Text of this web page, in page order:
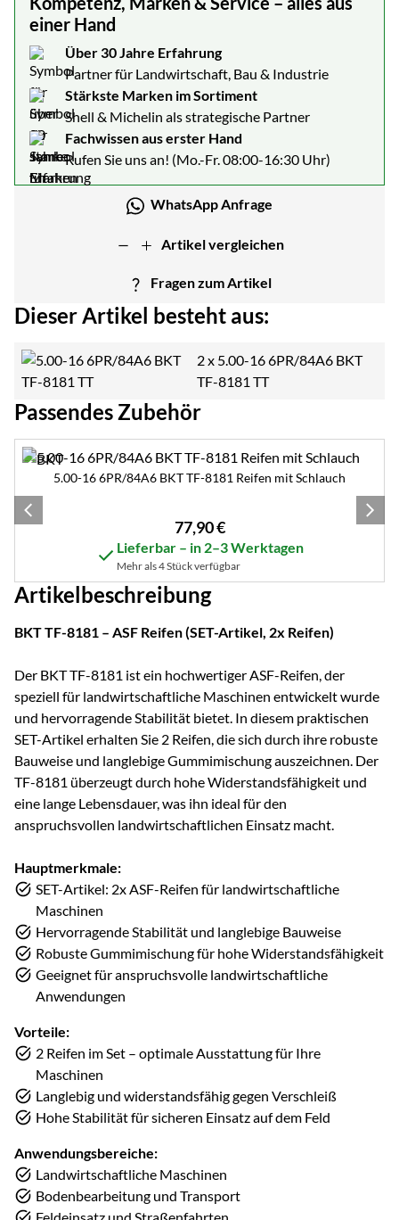
einer Hand
Über 30 Jahre Erfahrung
Partner für Landwirtschaft, Bau & Industrie
Stärkste Marken im Sortiment
Shell & Michelin als strategische Partner
Fachwissen aus erster Hand
Rufen Sie uns an! (Mo.-Fr. 08:00-16:30 Uhr)
WhatsApp Anfrage
Artikel vergleichen
Fragen zum Artikel
Dieser Artikel besteht aus:
2 x 5.00-16 6PR/84A6 BKT
TF-8181 TT
Passendes Zubehör
Zubehör überspringen
5.00-16 6PR/84A6 BKT TF-8181 Reifen mit Schlauch
77,90€
Lieferbar – in 2–3 Werktagen
Mehr als 4 Stück verfügbar
Artikelbeschreibung
BKT TF-8181 – ASF Reifen (SET-Artikel, 2x Reifen)
Der BKT TF-8181 ist ein hochwertiger ASF-Reifen, der
speziell für landwirtschaftliche Maschinen entwickelt wurde
und hervorragende Stabilität bietet. In diesem praktischen
SET-Artikel erhalten Sie 2 Reifen, die sich durch ihre robuste
Bauweise und langlebige Gummimischung auszeichnen. Der
TF-8181 überzeugt durch hohe Widerstandsfähigkeit und
eine lange Lebensdauer, was ihn ideal für den
anspruchsvollen landwirtschaftlichen Einsatz macht.
Hauptmerkmale:
SET-Artikel: 2x ASF-Reifen für landwirtschaftliche
Maschinen
Hervorragende Stabilität und langlebige Bauweise
Robuste Gummimischung für hohe Widerstandsfähigkeit
Geeignet für anspruchsvolle landwirtschaftliche
Anwendungen
Vorteile:
2 Reifen im Set – optimale Ausstattung für Ihre
Maschinen
Langlebig und widerstandsfähig gegen Verschleiß
Hohe Stabilität für sicheren Einsatz auf dem Feld
Anwendungsbereiche:
Landwirtschaftliche Maschinen
Bodenbearbeitung und Transport
Feldeinsatz und Straßenfahrten